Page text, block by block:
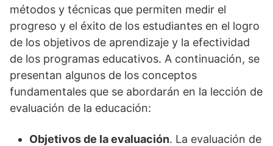
métodos y técnicas que permiten medir el
progreso y el éxito de los estudiantes en el logro
de los objetivos de aprendizaje y la efectividad
de los programas educativos. A continuación, se
presentan algunos de los conceptos
fundamentales que se abordarán en la lección de
evaluación de la educación:
Objetivos de la evaluación. La evaluación de